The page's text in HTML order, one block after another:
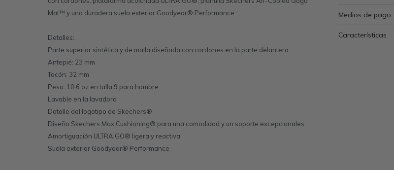
Mat™ y una duradera suela exterior Goodyear® Performance.
Detalles:
Parte superior sintética y de malla diseñada con cordones en la parte delantera.
Antepié: 23 mm
Tacón: 32 mm
Peso: 10,6 oz en talla 9 para hombre
Lavable en la lavadora
Detalle del logotipo de Skechers®
Diseño Skechers Max Cushioning® para una comodidad y un soporte excepcionales
Amortiguación ULTRA GO® ligera y reactiva
Suela exterior Goodyear® Performance
Medios de pago
Características